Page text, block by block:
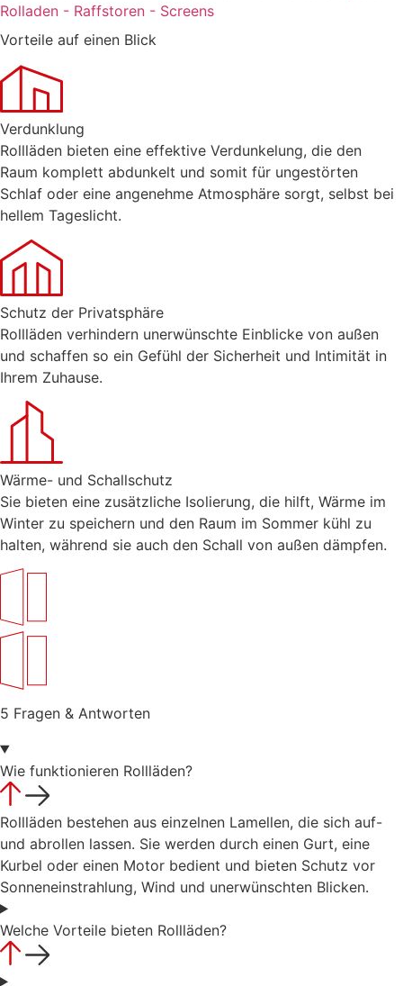
Rolladen - Raffstoren - Screens
Vorteile auf einen Blick
Verdunklung
Rollläden bieten eine effektive Verdunkelung, die den
Raum komplett abdunkelt und somit für ungestörten
Schlaf oder eine angenehme Atmosphäre sorgt, selbst bei
hellem Tageslicht.
Schutz der Privatsphäre
Rollläden verhindern unerwünschte Einblicke von außen
und schaffen so ein Gefühl der Sicherheit und Intimität in
Ihrem Zuhause.
Wärme- und Schallschutz
Sie bieten eine zusätzliche Isolierung, die hilft, Wärme im
Winter zu speichern und den Raum im Sommer kühl zu
halten, während sie auch den Schall von außen dämpfen.
5 Fragen & Antworten
Wie funktionieren Rollläden?
Rollläden bestehen aus einzelnen Lamellen, die sich auf-
und abrollen lassen. Sie werden durch einen Gurt, eine
Kurbel oder einen Motor bedient und bieten Schutz vor
Sonneneinstrahlung, Wind und unerwünschten Blicken.
Welche Vorteile bieten Rollläden?